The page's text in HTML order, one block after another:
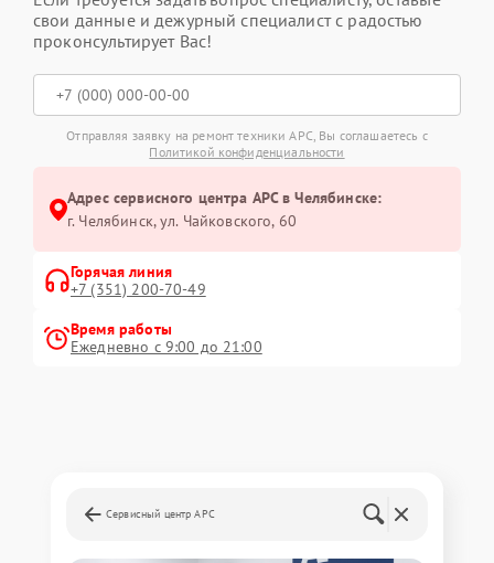
свои данные и дежурный специалист с радостью
проконсультирует Вас!
Отправляя заявку на ремонт техники APC, Вы соглашаетесь с
Политикой конфиденциальности
Адрес сервисного центра APC в Челябинске:
г. Челябинск, ул. Чайковского, 60
Горячая линия
+7 (351) 200-70-49
Время работы
Ежедневно с 9:00 до 21:00
Сервисный центр APC